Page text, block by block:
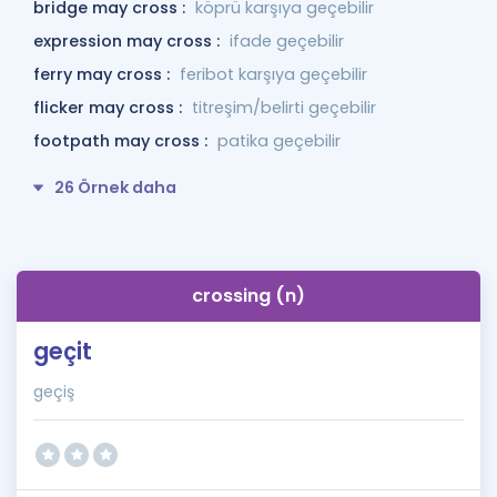
bridge may cross : köprü karşıya geçebilir
expression may cross : ifade geçebilir
ferry may cross : feribot karşıya geçebilir
flicker may cross : titreşim/belirti geçebilir
footpath may cross : patika geçebilir
26 Örnek daha
crossing (n)
geçit
geçiş